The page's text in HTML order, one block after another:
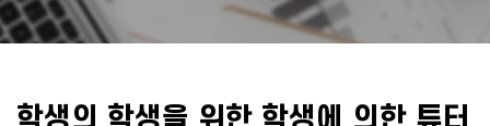
학생의 학생을 위한 학생에 의한 튜터